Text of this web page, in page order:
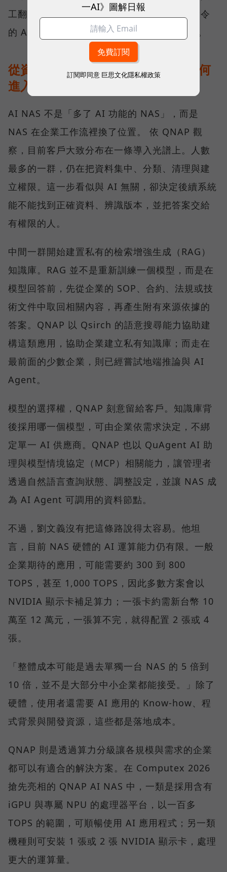
工翻找。此時，能理解內容、接受自然語言指令
的 AI 工具，會從加分功能逐漸變成必要條件。
從資料治理到地端推論：AI NAS 如何
進入企業工作流？
AI NAS 不是「多了 AI 功能的 NAS」，而是
NAS 在企業工作流裡換了位置。 依 QNAP 觀
察，目前客戶大致分布在一條導入光譜上。人數
最多的一群，仍在把資料集中、分類、清理與建
立權限。這一步看似與 AI 無關，卻決定後續系統
能不能找到正確資料、辨識版本，並把答案交給
有權限的人。
中間一群開始建置私有的檢索增強生成（RAG）
知識庫。RAG 並不是重新訓練一個模型，而是在
模型回答前，先從企業的 SOP、合約、法規或技
術文件中取回相關內容，再產生附有來源依據的
答案。QNAP 以 Qsirch 的語意搜尋能力協助建
構這類應用，協助企業建立私有知識庫；而走在
最前面的少數企業，則已經嘗試地端推論與 AI
Agent。
模型的選擇權，QNAP 刻意留給客戶。知識庫背
後採用哪一個模型，可由企業依需求決定，不綁
定單一 AI 供應商。QNAP 也以 QuAgent AI 助
理與模型情境協定（MCP）相關能力，讓管理者
透過自然語言查詢狀態、調整設定，並讓 NAS 成
為 AI Agent 可調用的資料節點。
不過，劉文義沒有把這條路說得太容易。他坦
言，目前 NAS 硬體的 AI 運算能力仍有限。一般
企業期待的應用，可能需要約 300 到 800
TOPS，甚至 1,000 TOPS，因此多數方案會以
NVIDIA 顯示卡補足算力；一張卡約需新台幣 10
萬至 12 萬元，一張算不完，就得配置 2 張或 4
張。
「整體成本可能是過去單獨一台 NAS 的 5 倍到
10 倍，並不是大部分中小企業都能接受。」除了
硬體，使用者還需要 AI 應用的 Know-how、程
式背景與開發資源，這些都是落地成本。
QNAP 則是透過算力分級讓各規模與需求的企業
都可以有適合的解決方案。在 Computex 2026
搶先亮相的 QNAP AI NAS 中，一類是採用含有
iGPU 與專屬 NPU 的處理器平台，以一百多
TOPS 的範圍，可順暢使用 AI 應用程式；另一類
機種則可安裝 1 張或 2 張 NVIDIA 顯示卡，處理
更大的運算量。
一AI》圖解日報
訂閱即同意 巨思文化隱私權政策